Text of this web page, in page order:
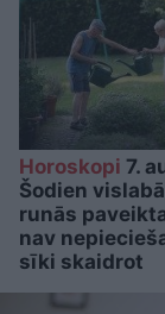
Horoskopi 7.
Šodien
runās
nav
sīki skaidrot